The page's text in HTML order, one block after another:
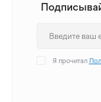
Я прочитал